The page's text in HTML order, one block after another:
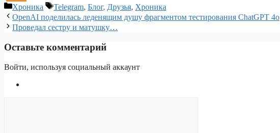
Рубрики
Хроника Метки
Telegram, Блог, Друзья, Хроника
OpenAI поделилась леденящим душу фрагментом тестирования ChatGPT 4o
Проведал сестру и матушку…
Оставьте комментарий
Войти, используя социальный аккаунт